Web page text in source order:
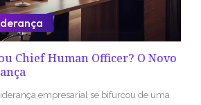
Chief Human Officer? O Novo
empresarial se bifurcou de uma